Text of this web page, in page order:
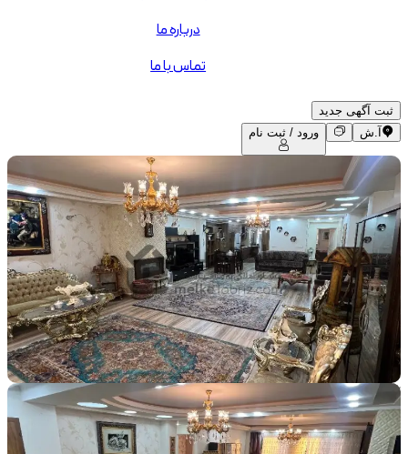
درباره ما
تماس با ما
ثبت آگهی جدید
آ.ش
ورود / ثبت نام
27065
105
2 سال پیش
توانیر